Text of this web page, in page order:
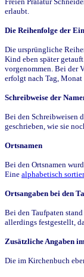
erlaubt.
Die Reihenfolge der
Die ursprüngliche
Kind eben später
vorgenommen. Bei der
erfolgt nach Tag, Monat
Schreibweise der
Bei den Schreibweisen
geschrieben, wie sie
Ortsnamen
Bei den Ortsnamen
Eine alphabetisch
Ortsangaben bei den
Bei den Taufpaten
allerdings festgestellt,
Zusätzliche Angaben
Die im Kirchenbuch